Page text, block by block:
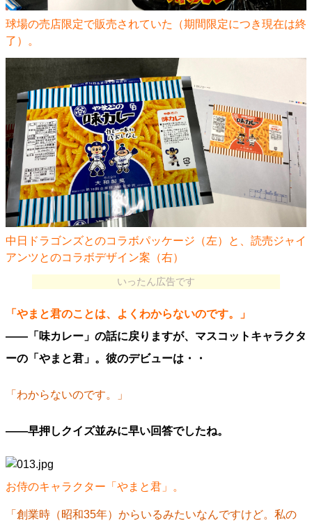
球場の売店限定で販売されていた（期間限定につき現在は終
了）。
中日ドラゴンズとのコラボパッケージ（左）と、読売ジャイ
アンツとのコラボデザイン案（右）
いったん広告です
「やまと君のことは、よくわからないのです。」
——「味カレー」の話に戻りますが、マスコットキャラクタ
ーの「やまと君」。彼のデビューは・・
「わからないのです。」
——早押しクイズ並みに早い回答でしたね。
お侍のキャラクター「やまと君」。
「創業時（昭和35年）からいるみたいなんですけど。私の